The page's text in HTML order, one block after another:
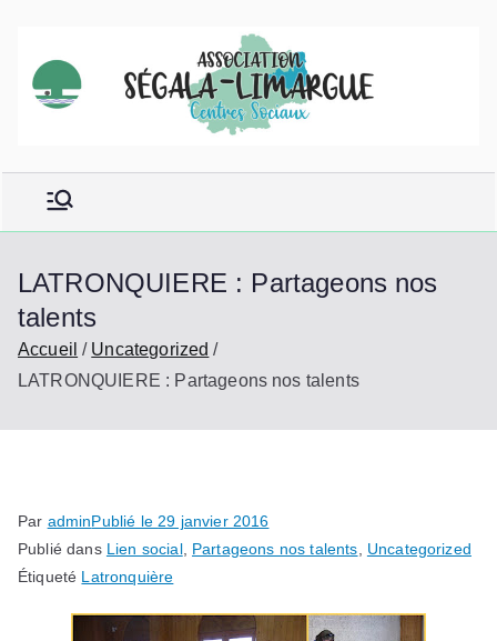
contenu
LATRONQUIERE : Partageons nos
talents
Accueil
Uncategorized
LATRONQUIERE : Partageons nos talents
Par adminPublié le29 janvier 2016
Publié dans Lien social, Partageons nos talents, Uncategorized
Étiqueté Latronquière